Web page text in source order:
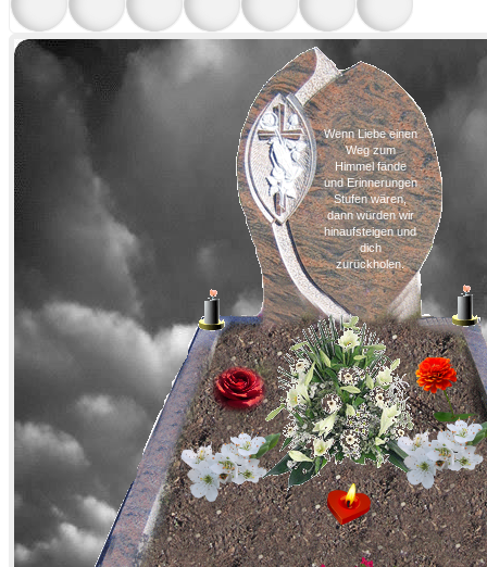
Wenn Liebe einen
Weg zum
Himmel fände
und Erinnerungen
Stufen wären,
dann würden wir
hinaufsteigen und
dich
zurückholen.